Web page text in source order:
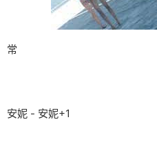
常
安妮 - 安妮+1